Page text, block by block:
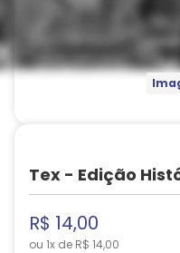
Tex - Edição
R$ 14,00
ou 1x de R$ 14,00